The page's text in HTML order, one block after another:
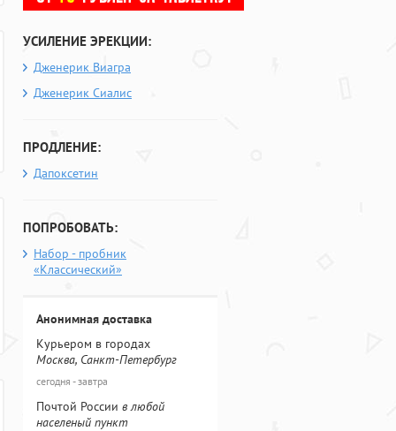
УСИЛЕНИЕ ЭРЕКЦИИ:
Дженерик Виагра
Дженерик Сиалис
ПРОДЛЕНИЕ:
Дапоксетин
ПОПРОБОВАТЬ:
Набор - пробник
«Классический»
Анонимная доставка
Курьером в городах
Москва, Санкт-Петербург
сегодня - завтра
Почтой России в любой
населеный пункт